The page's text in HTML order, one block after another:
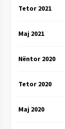
Tetor 2021
Maj 2021
Nëntor 2020
Tetor 2020
Maj 2020